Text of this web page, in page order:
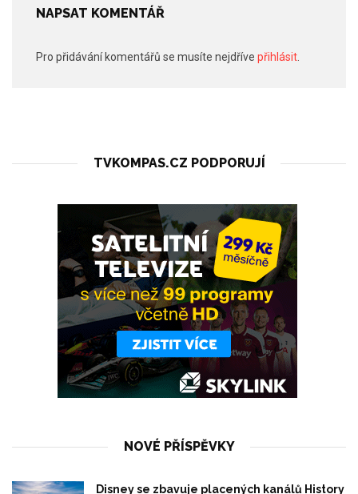
NAPSAT KOMENTÁŘ
Pro přidávání komentářů se musíte nejdříve přihlásit.
TVKOMPAS.CZ PODPORUJÍ
NOVÉ PŘÍSPĚVKY
Disney se zbavuje placených kanálů History